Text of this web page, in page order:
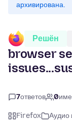
архивирована.
Решён
browser
7ответов 0
Firefox Аудио